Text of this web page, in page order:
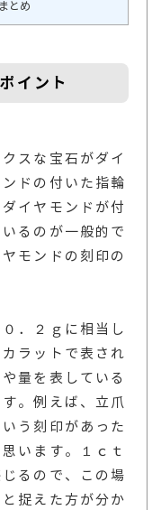
とめ
イント
スな宝石がダイ
ドの付いた指輪
イヤモンドが付
るのが一般的で
モンドの刻印の
．２ｇに相当し
ラットで表され
量を表している
。例えば、立爪
う刻印があった
います。１ｃｔ
るので、この場
捉えた方が分か